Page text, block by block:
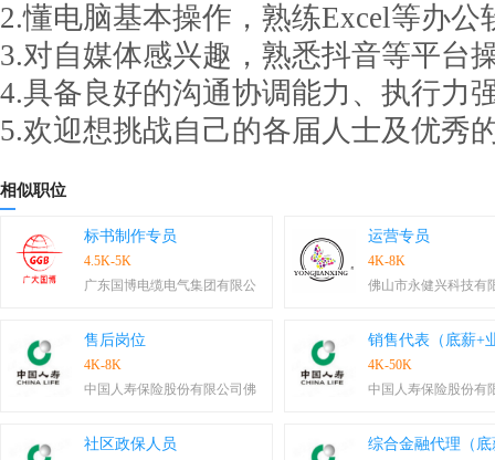
2.懂电脑基本操作，熟练Excel等办公
3.对自媒体感兴趣，熟悉抖音等平台
4.具备良好的沟通协调能力、执行力
5.欢迎想挑战自己的各届人士及优秀
相似职位
标书制作专员
4.5K-5K
广东国博电缆电气集团有限公
运营专员
4K-8K
佛山市永健兴科技有
售后岗位
4K-8K
中国人寿保险股份有限公司佛
销售代表（底薪+
4K-50K
中国人寿保险股份有
社区政保人员 综合金融代理（底